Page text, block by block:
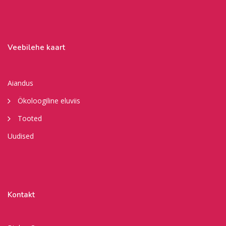
Veebilehe kaart
Aiandus
Ökoloogiline eluviis
Tooted
Uudised
Kontakt